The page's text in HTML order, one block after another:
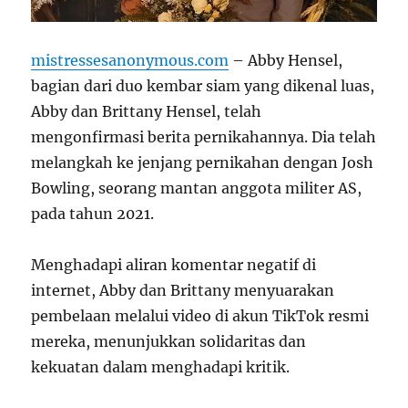
mistressesanonymous.com – Abby Hensel,
bagian dari duo kembar siam yang dikenal luas,
Abby dan Brittany Hensel, telah
mengonfirmasi berita pernikahannya. Dia telah
melangkah ke jenjang pernikahan dengan Josh
Bowling, seorang mantan anggota militer AS,
pada tahun 2021.
Menghadapi aliran komentar negatif di
internet, Abby dan Brittany menyuarakan
pembelaan melalui video di akun TikTok resmi
mereka, menunjukkan solidaritas dan
kekuatan dalam menghadapi kritik.